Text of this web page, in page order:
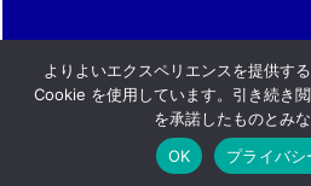
Copyright (C) Nikkan merchandise
よりよいエクスペリエンスを提供す
Cookie を使用しています。引き続き
を承諾したものとみな
OK
プライバシ